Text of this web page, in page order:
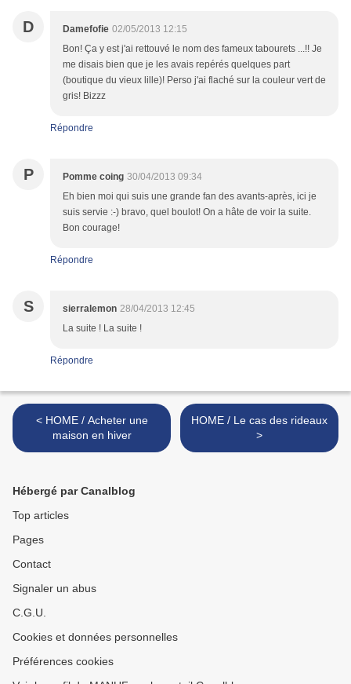
D Damefofie 02/05/2013 12:15
Bon! Ça y est j'ai rettouvé le nom des fameux tabourets ...!! Je
me disais bien que je les avais repérés quelques part
(boutique du vieux lille)! Perso j'ai flaché sur la couleur vert de
gris! Bizzz
Répondre
P Pomme coing 30/04/2013 09:34
Eh bien moi qui suis une grande fan des avants-après, ici je
suis servie :-) bravo, quel boulot! On a hâte de voir la suite.
Bon courage!
Répondre
S sierralemon 28/04/2013 12:45
La suite ! La suite !
Répondre
< HOME / Acheter une
maison en hiver
HOME / Le cas des rideaux
>
Hébergé par Canalblog
Top articles
Pages
Contact
Signaler un abus
C.G.U.
Cookies et données personnelles
Préférences cookies